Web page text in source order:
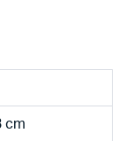
cm